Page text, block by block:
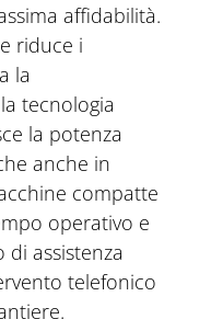
affidabilità.
riduce i
la
tecnologia
la potenza
anche in
compatte
operativo e
assistenza
telefonico